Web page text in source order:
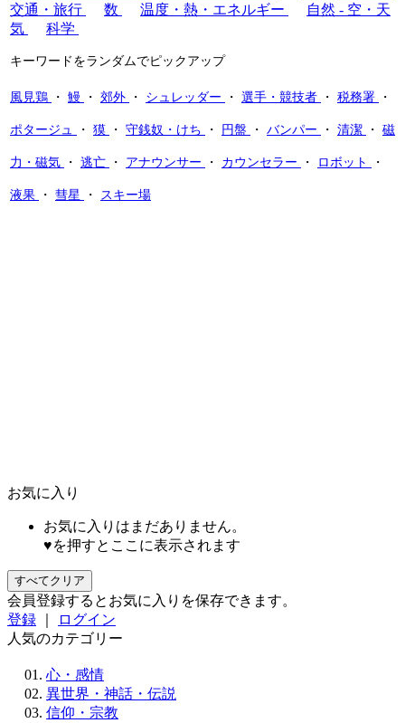
交通・旅行
数 温度・熱・エネルギー
自然 - 空・天
気
科学
キーワードをランダムでピックアップ
風見鶏 ・ 鰻 ・ 郊外 ・ シュレッダー ・ 選手・競技者 ・ 税務署 ・
ポタージュ ・ 獏 ・ 守銭奴・けち ・ 円盤 ・ バンパー ・ 清潔 ・ 磁
力・磁気 ・ 逃亡 ・ アナウンサー ・ カウンセラー ・ ロボット ・
液果 ・ 彗星 ・ スキー場
お気に入り
お気に入りはまだありません。
♥を押すとここに表示されます
すべてクリア
会員登録するとお気に入りを保存できます。
登録
ログイン
人気のカテゴリー
心・感情
異世界・神話・伝説
信仰・宗教